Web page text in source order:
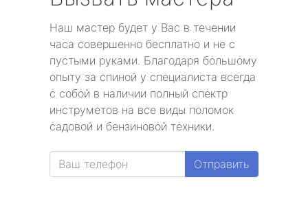
Наш мастер будет у Вас в течении
часа совершенно бесплатно и не с
пустыми руками. Благодаря большому
опыту за спиной у специалиста всегда
с собой в наличии полный спектр
инструметов на все виды поломок
садовой и бензиновой техники.
Отправить